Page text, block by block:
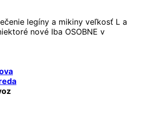
legíny a mikiny veľkosť L a
nové Iba OSOBNE v